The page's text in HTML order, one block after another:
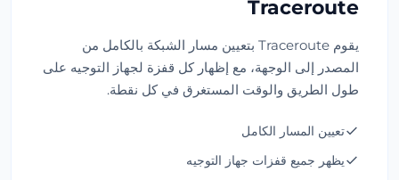
Traceroute
يقوم Traceroute بتعيين مسار الشبكة بالكامل من
المصدر إلى الوجهة، مع إظهار كل قفزة لجهاز التوجيه على
طول الطريق والوقت المستغرق في كل نقطة.
تعيين المسار الكامل
يظهر جميع قفزات جهاز التوجيه